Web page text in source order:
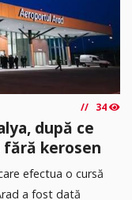
34
după ce
fără kerosen
efectua o cursă
a fost dată